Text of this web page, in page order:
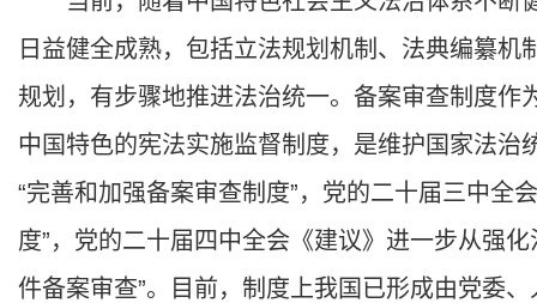
日益健全成熟，包括立法规划机制、法典编纂
规划，有步骤地推进法治统一。备案审查制度
中国特色的宪法实施监督制度，是维护国家法治
“完善和加强备案审查制度”，党的二十届三中全
度”，党的二十届四中全会《建议》进一步从强
件备案审查”。目前，制度上我国已形成由党委